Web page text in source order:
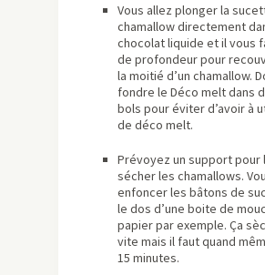
Vous allez plonger la
chamallow directement
chocolat liquide et il vous
de profondeur pour
la moitié d’un chamallow.
fondre le Déco melt dans
bols pour éviter d’avoir à
de déco melt.
Prévoyez un support pour
sécher les chamallows.
enfoncer les bâtons de
le dos d’une boite de
papier par exemple. Ça
vite mais il faut quand
15 minutes.